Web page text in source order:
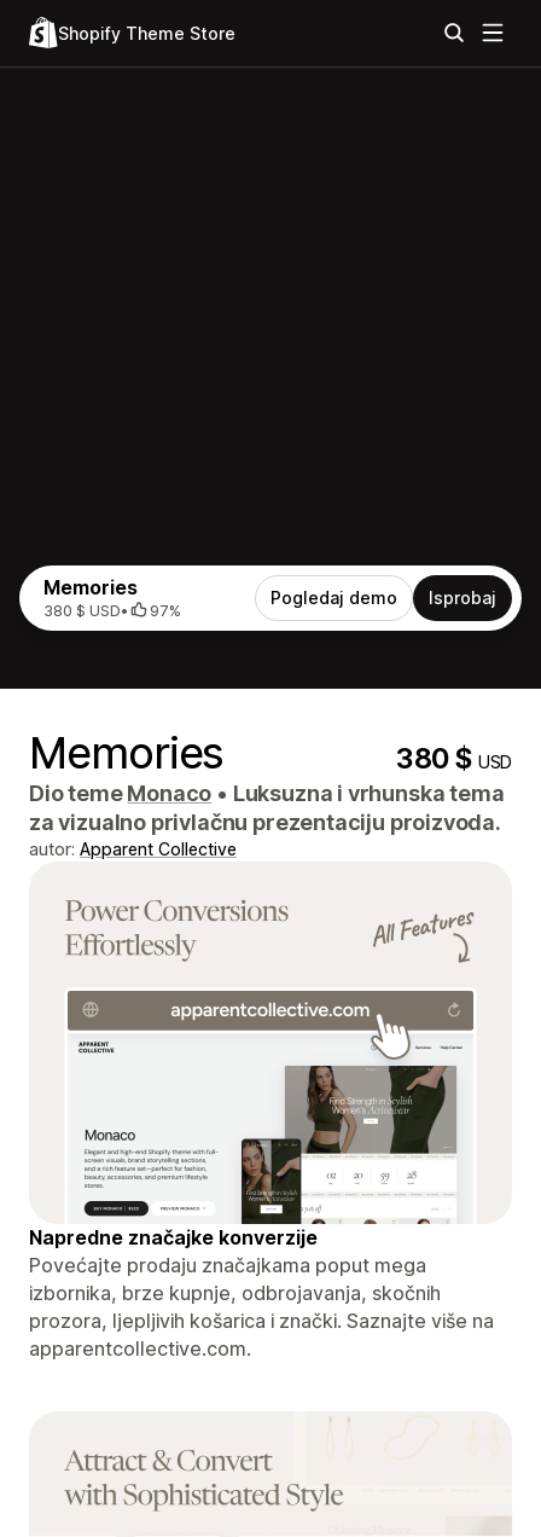
Shopify Theme Store
Memories
380 $ USD• 97%
Pogledaj demo Isprobaj
Memories 380 $USD
Dio temeMonaco • Luksuzna i vrhunska tema
za vizualno privlačnu prezentaciju proizvoda.
autor: Apparent Collective
Napredne značajke konverzije
Povećajte prodaju značajkama poput mega
izbornika, brze kupnje, odbrojavanja, skočnih
prozora, ljepljivih košarica i znački. Saznajte više na
apparentcollective.com.